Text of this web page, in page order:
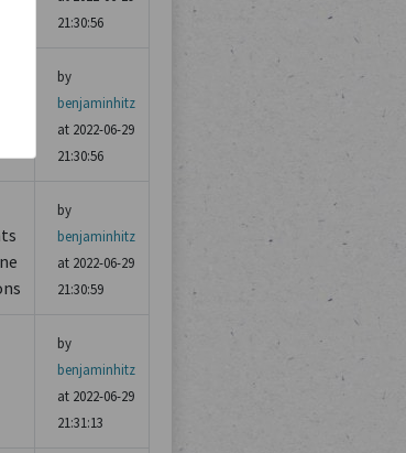
21:30:56
by
benjaminhitz
at 2022-06-29
21:30:56
by
benjaminhitz
at 2022-06-29
21:30:59
by
benjaminhitz
at 2022-06-29
21:31:13